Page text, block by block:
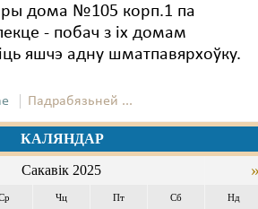
дома №105 корп.1 па
- побач з іх домам
яшчэ адну шматпавярхоўку.
Падрабязьней ...
КАЛЯНДАР
Сакавік 2025
Чц Пт Сб Нд